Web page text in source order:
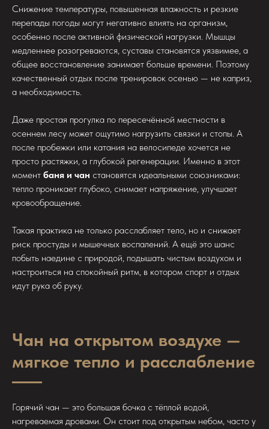
Снижение температуры, повышенная влажность и резкие
перепады погоды могут негативно влиять на организм,
особенно после активной физической нагрузки. Мышцы
медленнее разогреваются, суставы становятся уязвимее, а
общее восстановление занимает больше времени. Поэтому
качественный отдых после тренировок осенью — не каприз,
а необходимость.
Даже простая прогулка по пересечённой местности в
осеннем лесу может ощутимо нагрузить связки и стопы. А
после пробежки или катания на велосипеде хочется не
просто растяжки, а глубокой регенерации. Именно в этот
момент баня и чан становятся идеальными союзниками:
тепло проникает глубоко, снимает напряжение, улучшает
кровообращение.
Такая практика не только расслабляет тело, но и снижает
риск простуды и мышечных воспалений. А ещё это шанс
побыть наедине с природой, подышать чистым воздухом и
настроиться на спокойный ритм, в котором спорт и отдых
идут рука об руку.
Чан на открытом воздухе —
мягкое тепло и расслабление
Горячий чан — это большая бочка с тёплой водой,
нагреваемая дровами. Он стоит под открытым небом, часто у